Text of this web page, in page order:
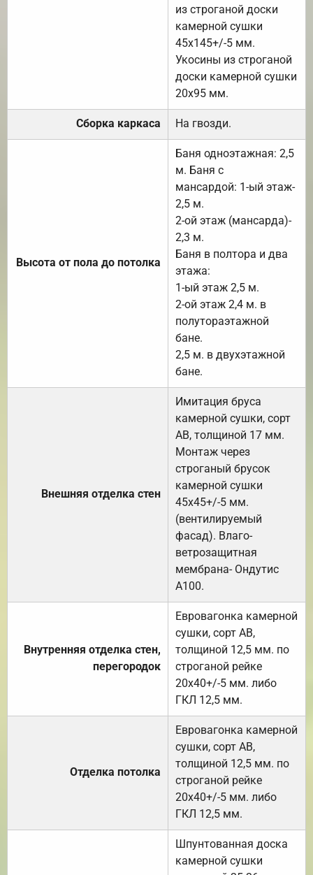
из строганой доски
камерной сушки
45х145+/-5 мм.
Укосины из строганой
доски камерной сушки
20х95 мм.
Сборка каркаса На гвозди.
Высота от пола до потолка
Баня одноэтажная: 2,5
м. Баня с
мансардой: 1-ый этаж-
2,5 м.
2-ой этаж (мансарда)-
2,3 м.
Баня в полтора и два
этажа:
1-ый этаж 2,5 м.
2-ой этаж 2,4 м. в
полутораэтажной
бане.
2,5 м. в двухэтажной
бане.
Внешняя отделка стен
Имитация бруса
камерной сушки, сорт
АВ, толщиной 17 мм.
Монтаж через
строганый брусок
камерной сушки
45х45+/-5 мм.
(вентилируемый
фасад). Влаго-
ветрозащитная
мембрана- Ондутис
А100.
Внутренняя отделка стен,
перегородок
Евровагонка камерной
сушки, сорт АВ,
толщиной 12,5 мм. по
строганой рейке
20х40+/-5 мм. либо
ГКЛ 12,5 мм.
Отделка потолка
Евровагонка камерной
сушки, сорт АВ,
толщиной 12,5 мм. по
строганой рейке
20х40+/-5 мм. либо
ГКЛ 12,5 мм.
Шпунтованная доска
камерной сушки